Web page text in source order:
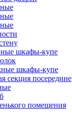
шкафы-купе
шкафы-купе
секция посередине
помещения